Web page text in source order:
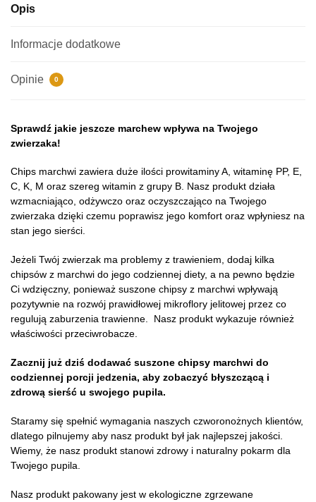
Opis
Informacje dodatkowe
Opinie 0
Sprawdź jakie jeszcze marchew wpływa na Twojego
zwierzaka!
Chips marchwi zawiera duże ilości prowitaminy A, witaminę PP, E,
C, K, M oraz szereg witamin z grupy B. Nasz produkt działa
wzmacniająco, odżywczo oraz oczyszczająco na Twojego
zwierzaka dzięki czemu poprawisz jego komfort oraz wpłyniesz na
stan jego sierści.
Jeżeli Twój zwierzak ma problemy z trawieniem, dodaj kilka
chipsów z marchwi do jego codziennej diety, a na pewno będzie
Ci wdzięczny, ponieważ suszone chipsy z marchwi wpływają
pozytywnie na rozwój prawidłowej mikroflory jelitowej przez co
regulują zaburzenia trawienne. Nasz produkt wykazuje również
właściwości przeciwrobacze.
Zacznij już dziś dodawać suszone chipsy marchwi do
codziennej porcji jedzenia, aby zobaczyć błyszczącą i
zdrową sierść u swojego pupila.
Staramy się spełnić wymagania naszych czworonożnych klientów,
dlatego pilnujemy aby nasz produkt był jak najlepszej jakości.
Wiemy, że nasz produkt stanowi zdrowy i naturalny pokarm dla
Twojego pupila.
Nasz produkt pakowany jest w ekologiczne zgrzewane